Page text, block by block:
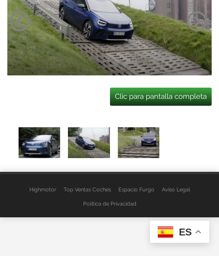
Clic para pantalla completa
Highmotor Top Ventas Coches Espacio Furgo Aviso Legal
Política de Privacidad
ES